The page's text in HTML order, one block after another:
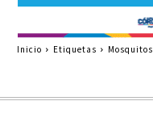
Inicio Etiquetas Mosquitos